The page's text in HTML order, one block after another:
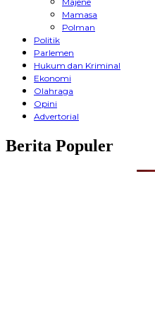
Mamasa
Polman
Politik
Parlemen
Hukum dan Kriminal
Ekonomi
Olahraga
Opini
Advertorial
Berita Populer